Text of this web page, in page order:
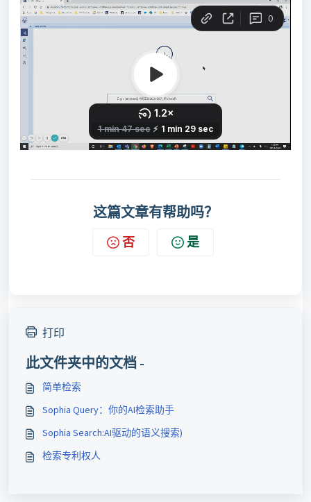
这篇文章有帮助吗？
否 是
打印
此文件夹中的文档 -
简单检索
Sophia Query：你的AI检索助手
Sophia Search:AI驱动的语义搜索)
检索专利权人